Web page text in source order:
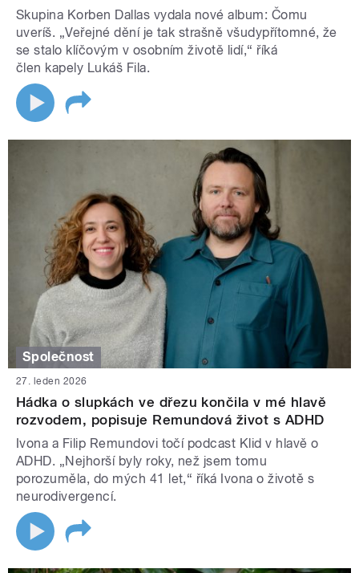
Skupina Korben Dallas vydala nové album: Čomu
uveríš. „Veřejné dění je tak strašně všudypřítomné, že
se stalo klíčovým v osobním životě lidí,“ říká
člen kapely Lukáš Fila.
Společnost
27. leden 2026
Hádka o slupkách ve dřezu končila v mé hlavě
rozvodem, popisuje Remundová život s ADHD
Ivona a Filip Remundovi točí podcast Klid v hlavě o
ADHD. „Nejhorší byly roky, než jsem tomu
porozuměla, do mých 41 let,“ říká Ivona o životě s
neurodivergencí.